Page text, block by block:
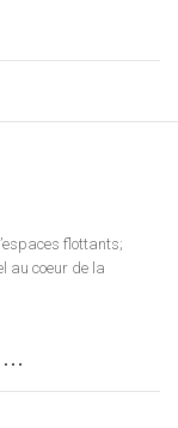
flottants;
au coeur de la
…